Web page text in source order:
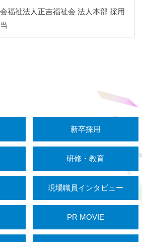
福祉法人正吉福祉会 法人本部 採用
新卒採用
研修・教育
現場職員インタビュー
PR MOVIE